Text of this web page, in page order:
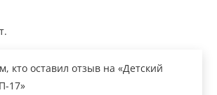
кто оставил отзыв на «Детский
17»